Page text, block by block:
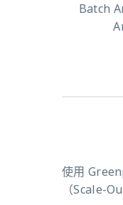
Batch
使用
（Scale-